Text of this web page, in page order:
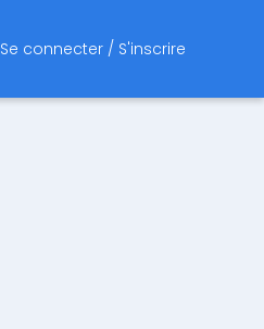
Se connecter / S'inscrire